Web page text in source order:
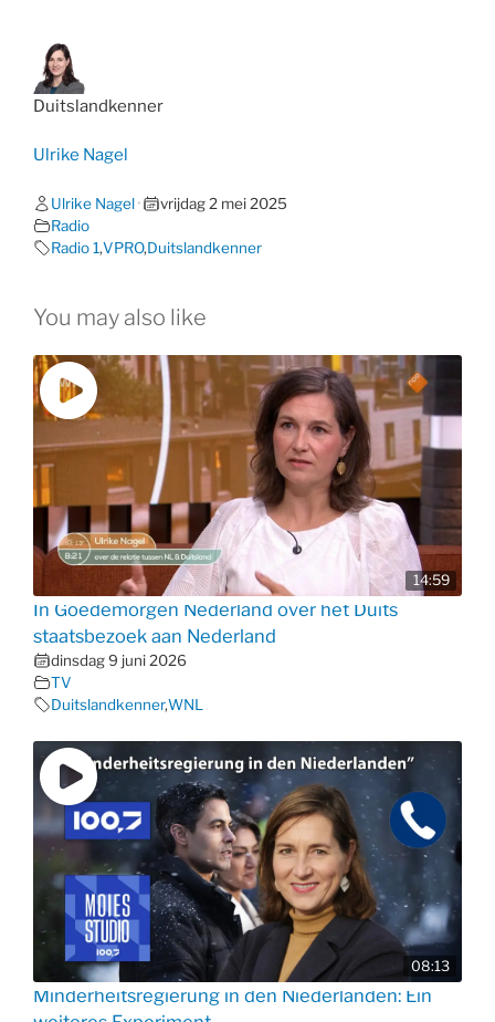
Duitslandkenner
Ulrike Nagel
Ulrike Nagel •
vrijdag 2 mei 2025
Radio
Radio 1,VPRO,Duitslandkenner
You may also like
14:59
In Goedemorgen Nederland over het Duits
staatsbezoek aan Nederland
dinsdag 9 juni 2026
TV
Duitslandkenner,WNL
08:13
Minderheitsregierung in den Niederlanden: Ein